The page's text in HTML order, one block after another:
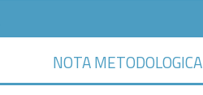
NOTA METODOLOGICA